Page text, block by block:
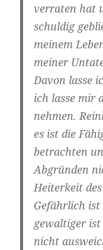
verraten hat
schuldig
meinem
meiner
Davon lasse
ich lasse mir
nehmen.
es ist die
betrachten
Abgründen
Heiterkeit
Gefährlich ist
gewaltiger ist
nicht